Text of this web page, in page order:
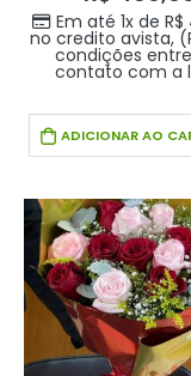
Em até 1x de R$
no credito avista,
condições
contato com a
ADICIONAR AO